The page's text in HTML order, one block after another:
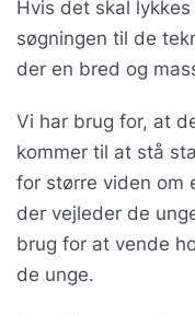
Hvis det skal
søgningen til de
der en bred og
Vi har brug for, at
kommer til at stå
for større viden om
der vejleder de
brug for at vende
de unge.